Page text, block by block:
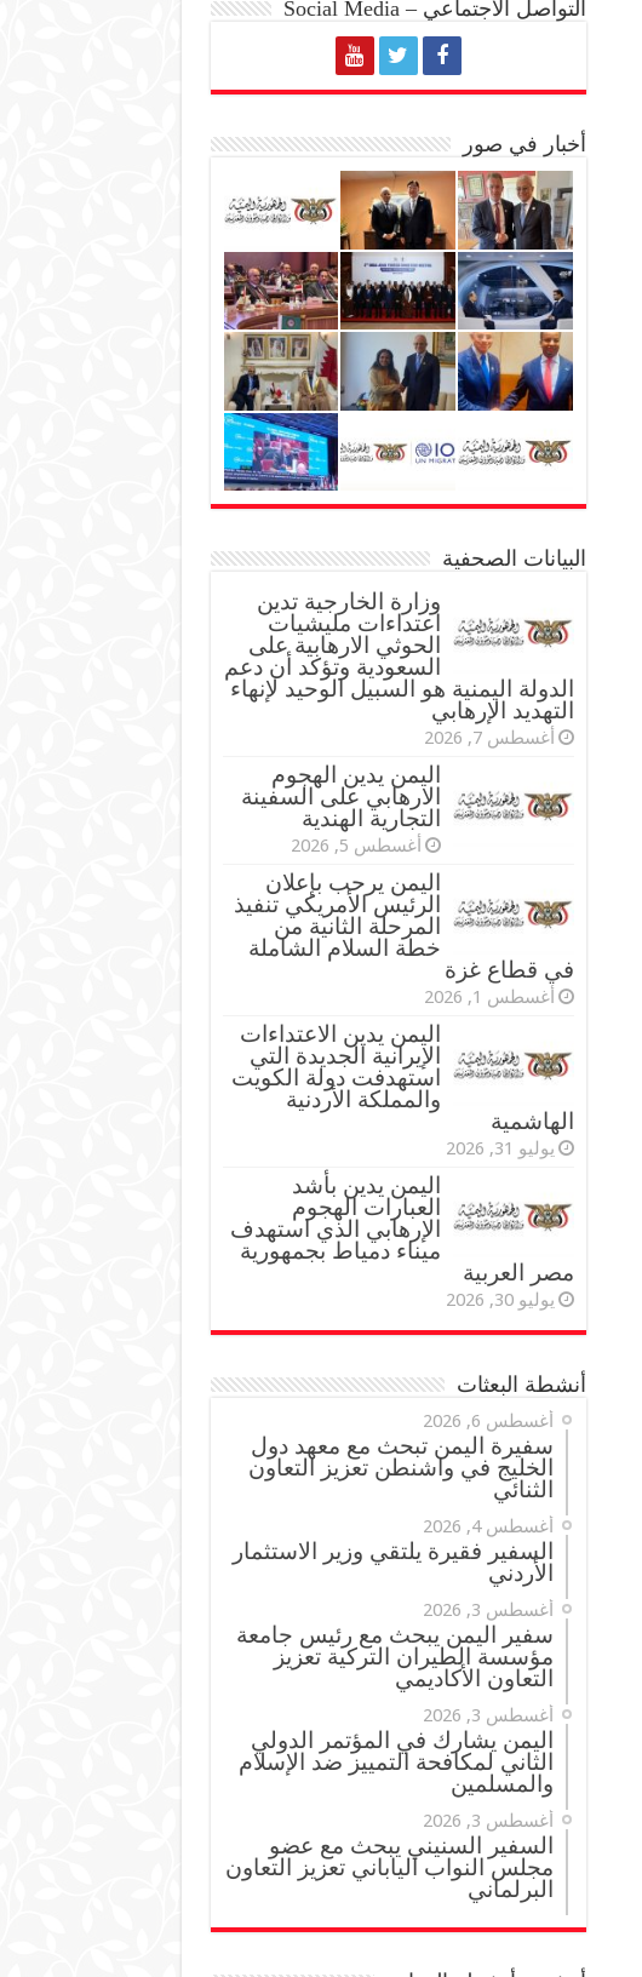
التواصل الاجتماعي – Social Media
أخبار في صور
البيانات الصحفية
وزارة الخارجية تدين
اعتداءات مليشيات
الحوثي الارهابية على
السعودية وتؤكد أن دعم
الدولة اليمنية هو السبيل الوحيد لإنهاء
التهديد الإرهابي
أغسطس 7, 2026
اليمن يدين الهجوم
الارهابي على السفينة
التجارية الهندية
أغسطس 5, 2026
اليمن يرحب بإعلان
الرئيس الأمريكي تنفيذ
المرحلة الثانية من
خطة السلام الشاملة
في قطاع غزة
أغسطس 1, 2026
اليمن يدين الاعتداءات
الإيرانية الجديدة التي
استهدفت دولة الكويت
والمملكة الأردنية
الهاشمية
يوليو 31, 2026
اليمن يدين بأشد
العبارات الهجوم
الإرهابي الذي استهدف
ميناء دمياط بجمهورية
مصر العربية
يوليو 30, 2026
أنشطة البعثات
أغسطس 6, 2026
سفيرة اليمن تبحث مع معهد دول
الخليج في واشنطن تعزيز التعاون
الثنائي
أغسطس 4, 2026
السفير فقيرة يلتقي وزير الاستثمار
الأردني
أغسطس 3, 2026
سفير اليمن يبحث مع رئيس جامعة
مؤسسة الطيران التركية تعزيز
التعاون الأكاديمي
أغسطس 3, 2026
اليمن يشارك في المؤتمر الدولي
الثاني لمكافحة التمييز ضد الإسلام
والمسلمين
أغسطس 3, 2026
السفير السنيني يبحث مع عضو
مجلس النواب الياباني تعزيز التعاون
البرلماني